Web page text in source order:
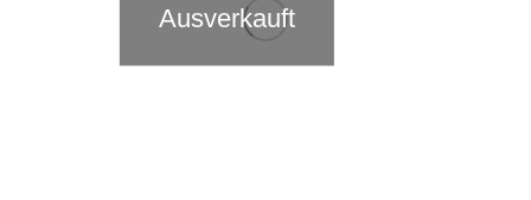
Ausverkauft